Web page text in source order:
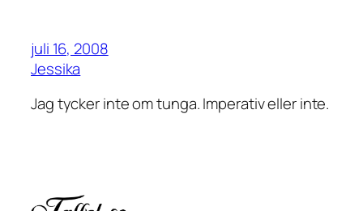
juli 16, 2008
Jessika
Jag tycker inte om tunga. Imperativ eller inte.